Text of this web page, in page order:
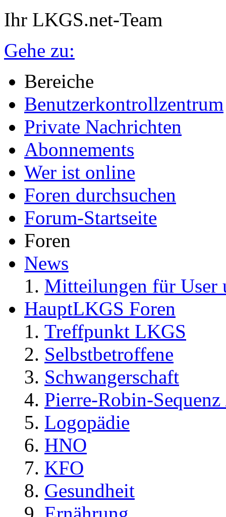
Ihr LKGS.net-Team
Gehe zu:
Bereiche
Benutzerkontrollzentrum
Private Nachrichten
Abonnements
Wer ist online
Foren durchsuchen
Forum-Startseite
Foren
News
Mitteilungen für User
HauptLKGS Foren
Treffpunkt LKGS
Selbstbetroffene
Schwangerschaft
Pierre-Robin-
Logopädie
HNO
KFO
Gesundheit